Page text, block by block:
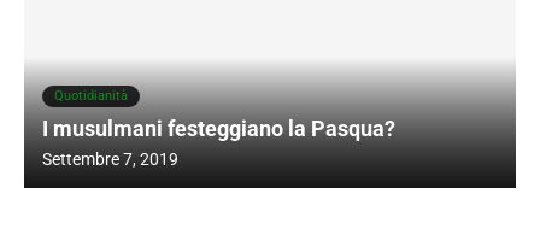
Quotidianità
I musulmani festeggiano la Pasqua?
Settembre 7, 2019